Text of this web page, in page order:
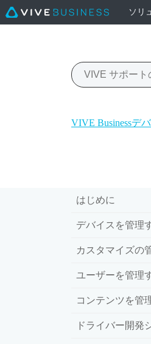
ソリ
VIVE Businessデ
はじめに
デバイスを管理
カスタマイズの
ユーザーを管理
コンテンツを管
ドライバー開発